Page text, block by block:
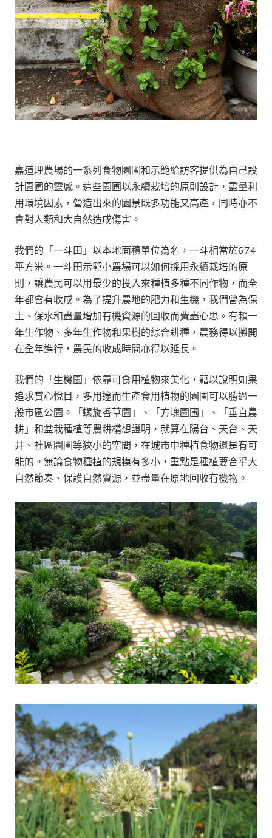
嘉道理農場的一系列食物園圃和示範給訪客提供為自己設
計園圃的靈感。這些園圃以永續栽培的原則設計，盡量利
用環境因素，營造出來的園景既多功能又高產，同時亦不
會對人類和大自然造成傷害。
我們的「一斗田」以本地面積單位為名，一斗相當於674
平方米。一斗田示範小農場可以如何採用永續栽培的原
則，讓農民可以用最少的投入來種植多種不同作物，而全
年都會有收成。為了提升農地的肥力和生機，我們曾為保
土、保水和盡量增加有機資源的回收而費盡心思。有賴一
年生作物、多年生作物和果樹的綜合耕種，農務得以攤開
在全年進行，農民的收成時間亦得以延長。
我們的「生機園」依靠可食用植物來美化，藉以說明如果
追求賞心悅目，多用途而生產食用植物的園圃可以勝過一
般市區公園。「螺旋香草園」、「方塊園圃」、「垂直農
耕」和盆栽種植等農耕構想證明，就算在陽台、天台、天
井、社區園圃等狹小的空間，在城市中種植食物還是有可
能的。無論食物種植的規模有多小，重點是種植要合乎大
自然節奏、保護自然資源，並盡量在原地回收有機物。